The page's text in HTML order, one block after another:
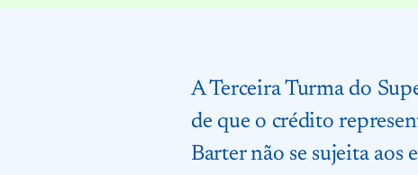
A Terceira Turma do
de que o crédito
Barter não se sujeita aos